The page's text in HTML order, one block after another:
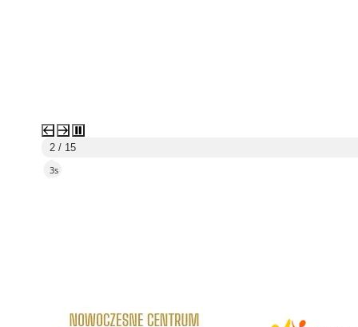
2 / 15
1s
link do strony Centrum Edukacyjno Rekreacyjne